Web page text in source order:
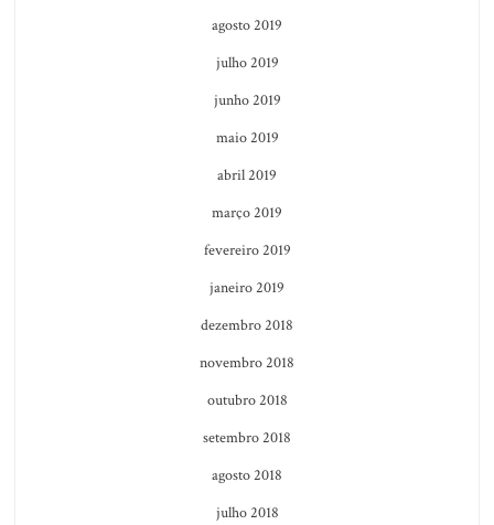
agosto 2019
julho 2019
junho 2019
maio 2019
abril 2019
março 2019
fevereiro 2019
janeiro 2019
dezembro 2018
novembro 2018
outubro 2018
setembro 2018
agosto 2018
julho 2018